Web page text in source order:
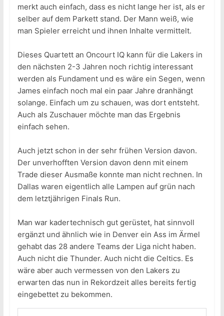
merkt auch einfach, dass es nicht lange her ist, als er
selber auf dem Parkett stand. Der Mann weiß, wie
man Spieler erreicht und ihnen Inhalte vermittelt.
Dieses Quartett an Oncourt IQ kann für die Lakers in
den nächsten 2-3 Jahren noch richtig interessant
werden als Fundament und es wäre ein Segen, wenn
James einfach noch mal ein paar Jahre dranhängt
solange. Einfach um zu schauen, was dort entsteht.
Auch als Zuschauer möchte man das Ergebnis
einfach sehen.
Auch jetzt schon in der sehr frühen Version davon.
Der unverhofften Version davon denn mit einem
Trade dieser Ausmaße konnte man nicht rechnen. In
Dallas waren eigentlich alle Lampen auf grün nach
dem letztjährigen Finals Run.
Man war kadertechnisch gut gerüstet, hat sinnvoll
ergänzt und ähnlich wie in Denver ein Ass im Ärmel
gehabt das 28 andere Teams der Liga nicht haben.
Auch nicht die Thunder. Auch nicht die Celtics. Es
wäre aber auch vermessen von den Lakers zu
erwarten das nun in Rekordzeit alles bereits fertig
eingebettet zu bekommen.